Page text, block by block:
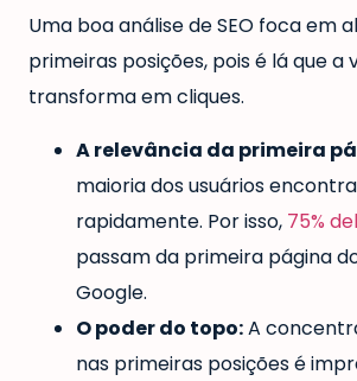
Uma boa análise de SEO foca em
primeiras posições, pois é lá que a
transforma em cliques.
A relevância da primeira
maioria dos usuários
rapidamente. Por isso, 75%
passam da primeira página
Google.
O poder do topo:A
nas primeiras posições é